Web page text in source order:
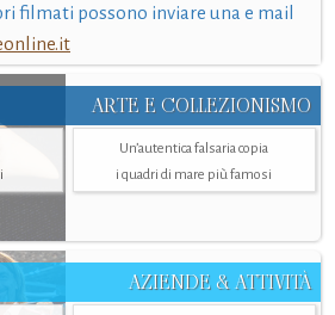
filmati possono inviare una e mail
ARTE E COLLEZIONISMO
Un’autentica falsaria copia
i quadri di mare più famosi
AZIENDE & ATTIVITÀ